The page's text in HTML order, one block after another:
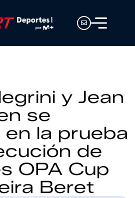
y Jean
se
en la prueba
de
OPA Cup
Beret